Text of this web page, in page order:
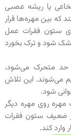
یا ریشه عصبی
که بین مهره‌ها قرار
ستون فقرات عمل
شود و ترک بخورد
حد متحرک می‌شود،
می‌شوند. این تلاش
شود.
مهره روی مهره دیگر
ضعیف ستون فقرات
کند.